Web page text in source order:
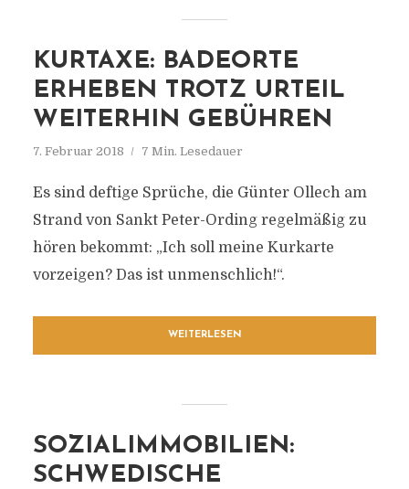
KURTAXE: BADEORTE
ERHEBEN TROTZ URTEIL
WEITERHIN GEBÜHREN
7. Februar 2018 7 Min. Lesedauer
Es sind deftige Sprüche, die Günter Ollech am
Strand von Sankt Peter-Ording regelmäßig zu
hören bekommt: „Ich soll meine Kurkarte
vorzeigen? Das ist unmenschlich!“.
WEITERLESEN
SOZIALIMMOBILIEN:
SCHWEDISCHE